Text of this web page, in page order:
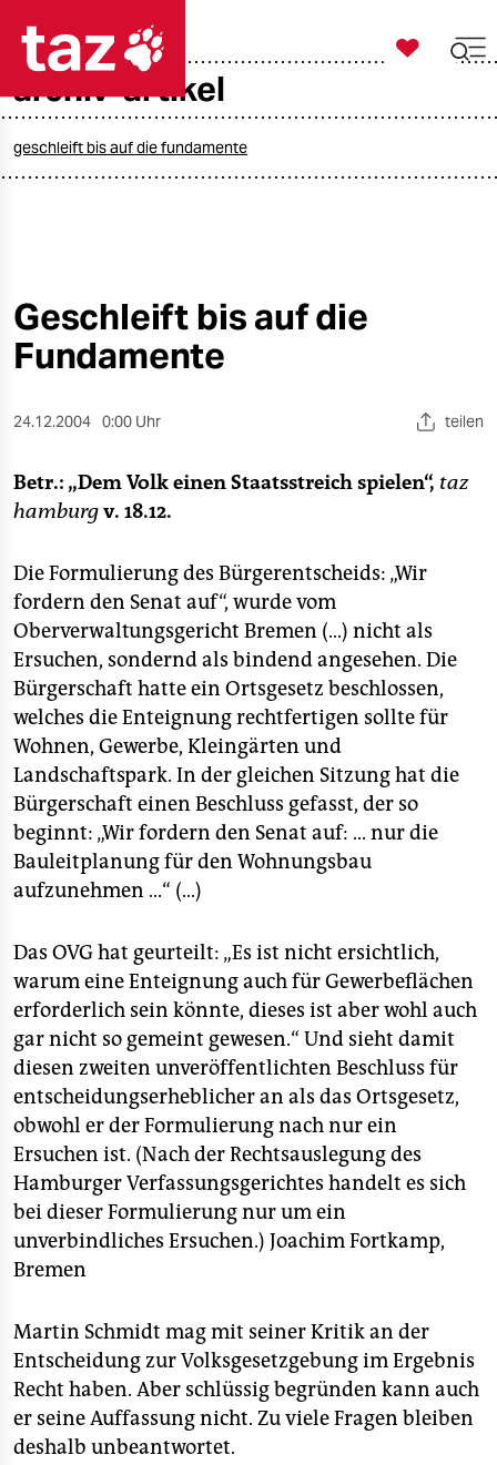
taz zahl ich
öko
gesellschaft
berlin
wahrheit
verlag
verlag
veranstaltungen
shop
fragen & hilfe
unterstützen
genossenschaft
epaper login

taz zahl ich
archiv-artikel
geschleift bis auf die fundamente
Geschleift bis auf die
Fundamente
24.12.2004 0:00 Uhr teilen
Betr.: „Dem Volk einen Staatsstreich spielen“, taz
hamburgv. 18.12.
Die Formulierung des Bürgerentscheids: „Wir
fordern den Senat auf“, wurde vom
Oberverwaltungsgericht Bremen (...) nicht als
Ersuchen, sondernd als bindend angesehen. Die
Bürgerschaft hatte ein Ortsgesetz beschlossen,
welches die Enteignung rechtfertigen sollte für
Wohnen, Gewerbe, Kleingärten und
Landschaftspark. In der gleichen Sitzung hat die
Bürgerschaft einen Beschluss gefasst, der so
beginnt: „Wir fordern den Senat auf: ... nur die
Bauleitplanung für den Wohnungsbau
aufzunehmen ...“ (...)
Das OVG hat geurteilt: „Es ist nicht ersichtlich,
warum eine Enteignung auch für Gewerbeflächen
erforderlich sein könnte, dieses ist aber wohl auch
gar nicht so gemeint gewesen.“ Und sieht damit
diesen zweiten unveröffentlichten Beschluss für
entscheidungserheblicher an als das Ortsgesetz,
obwohl er der Formulierung nach nur ein
Ersuchen ist. (Nach der Rechtsauslegung des
Hamburger Verfassungsgerichtes handelt es sich
bei dieser Formulierung nur um ein
unverbindliches Ersuchen.) Joachim Fortkamp,
Bremen
Martin Schmidt mag mit seiner Kritik an der
Entscheidung zur Volksgesetzgebung im Ergebnis
Recht haben. Aber schlüssig begründen kann auch
er seine Auffassung nicht. Zu viele Fragen bleiben
deshalb unbeantwortet.